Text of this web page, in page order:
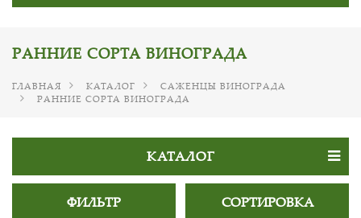
РАННИЕ СОРТА ВИНОГРАДА
ГЛАВНАЯ КАТАЛОГ
САЖЕНЦЫ ВИНОГРАДА
РАННИЕ СОРТА ВИНОГРАДА
КАТАЛОГ
ФИЛЬТР СОРТИРОВКА